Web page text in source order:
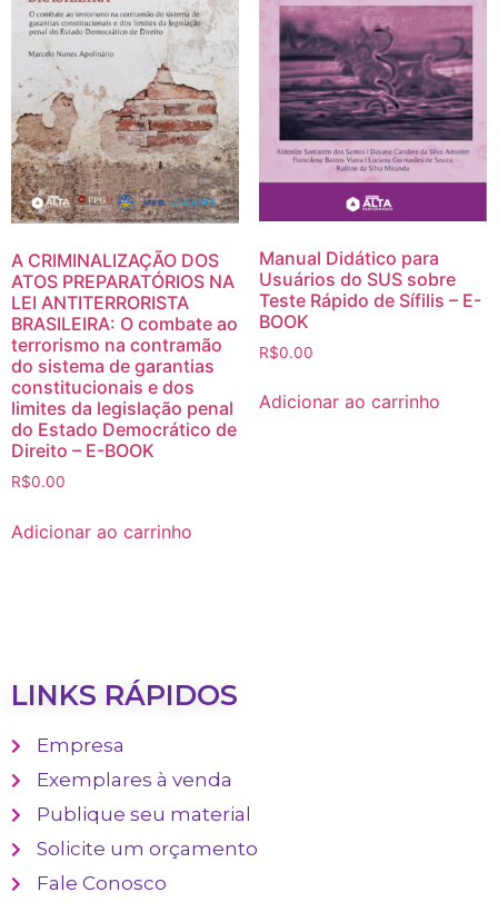
A CRIMINALIZAÇÃO DOS
ATOS PREPARATÓRIOS NA
LEI ANTITERRORISTA
BRASILEIRA: O combate ao
terrorismo na contramão
do sistema de garantias
constitucionais e dos
limites da legislação penal
do Estado Democrático de
Direito – E-BOOK
R$0.00
Adicionar ao carrinho
Manual Didático para
Usuários do SUS sobre
Teste Rápido de Sífilis – E-
BOOK
R$0.00
Adicionar ao carrinho
LINKS RÁPIDOS
Empresa
Exemplares à venda
Publique seu material
Solicite um orçamento
Fale Conosco